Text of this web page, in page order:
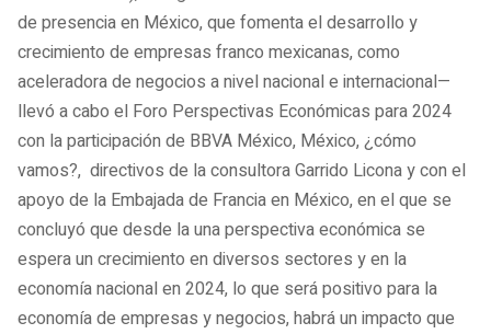
de presencia en México, que fomenta el desarrollo y
crecimiento de empresas franco mexicanas, como
aceleradora de negocios a nivel nacional e internacional—
llevó a cabo el Foro Perspectivas Económicas para 2024
con la participación de BBVA México, México, ¿cómo
vamos?, directivos de la consultora Garrido Licona y con el
apoyo de la Embajada de Francia en México, en el que se
concluyó que desde la una perspectiva económica se
espera un crecimiento en diversos sectores y en la
economía nacional en 2024, lo que será positivo para la
economía de empresas y negocios, habrá un impacto que